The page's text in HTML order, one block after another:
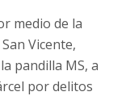
medio de la
Vicente,
pandilla MS, a
por delitos